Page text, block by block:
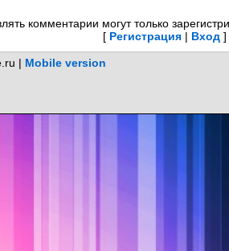
комментарии могут только
[ Регистрация | Вход ]
| Mobile version